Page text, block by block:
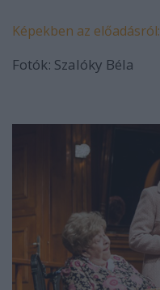
Képekben az előadásról:
Fotók: Szalóky Béla